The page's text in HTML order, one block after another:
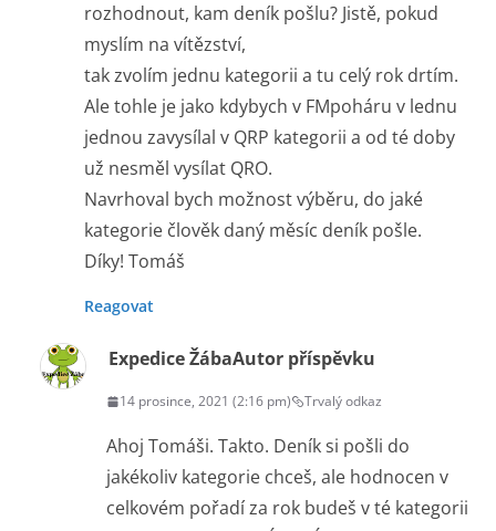
rozhodnout, kam deník pošlu? Jistě, pokud
myslím na vítězství,
tak zvolím jednu kategorii a tu celý rok drtím.
Ale tohle je jako kdybych v FMpoháru v lednu
jednou zavysílal v QRP kategorii a od té doby
už nesměl vysílat QRO.
Navrhoval bych možnost výběru, do jaké
kategorie člověk daný měsíc deník pošle.
Díky! Tomáš
Reagovat
Expedice ŽábaAutor příspěvku
14 prosince, 2021 (2:16 pm) Trvalý odkaz
Ahoj Tomáši. Takto. Deník si pošli do
jakékoliv kategorie chceš, ale hodnocen v
celkovém pořadí za rok budeš v té kategorii